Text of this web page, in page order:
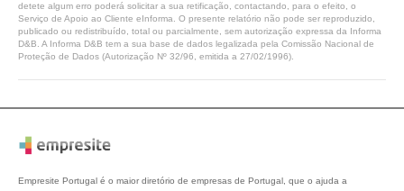
detete algum erro poderá solicitar a sua retificação, contactando, para o efeito, o
Serviço de Apoio ao Cliente eInforma. O presente relatório não pode ser reproduzido,
publicado ou redistribuído, total ou parcialmente, sem autorização expressa da Informa
D&B. A Informa D&B tem a sua base de dados legalizada pela Comissão Nacional de
Proteção de Dados (Autorização Nº 32/96, emitida a 27/02/1996).
Empresite Portugal é o maior diretório de empresas de Portugal, que o ajuda a